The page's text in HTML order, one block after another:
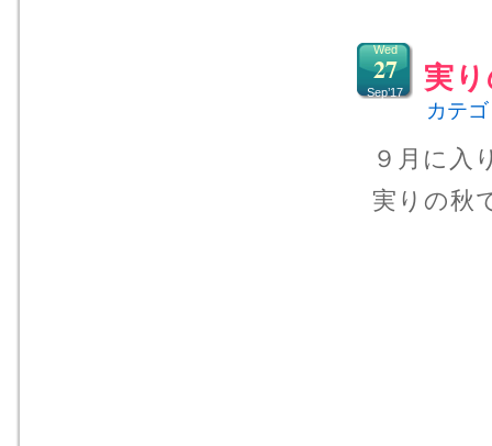
実
Wed
27
Sep’17
カテ
９月に入
実りの秋